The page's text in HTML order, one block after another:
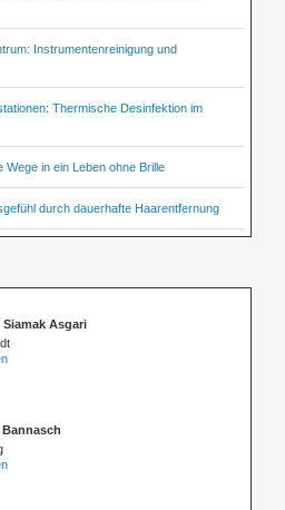
Instrumentenreinigung und
Thermische Desinfektion im
in ein Leben ohne Brille
durch dauerhafte Haarentfernung
Siamak Asgari
Bannasch